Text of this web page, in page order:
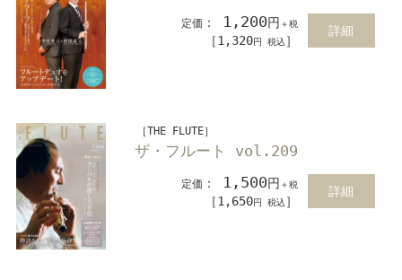
定価 ： 1,200円 ＋税
［1,320円 税込 ］
詳細
［THE FLUTE］
ザ・フルート vol.209
定価 ： 1,500円 ＋税
［1,650円 税込 ］
詳細